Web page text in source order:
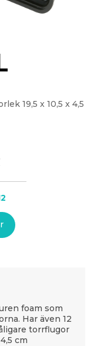
19,5 x 10,5 x 4,5
foam som
Har även 12
torrflugor
cm